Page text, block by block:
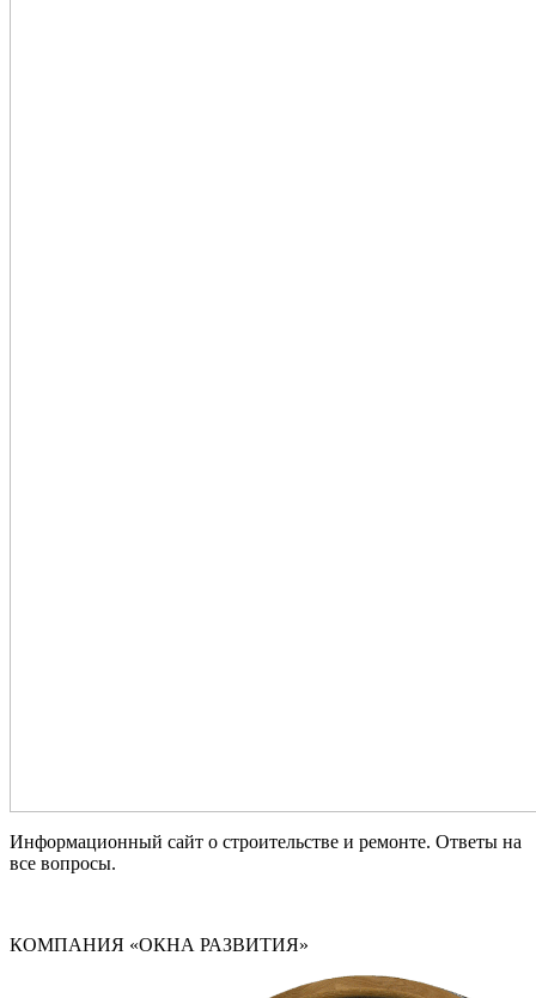
Информационный сайт о строительстве и ремонте. Ответы на
все вопросы.
КОМПАНИЯ «ОКНА РАЗВИТИЯ»